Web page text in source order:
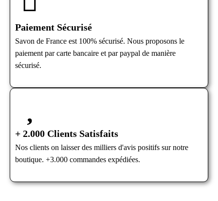
Paiement Sécurisé
Savon de France est 100% sécurisé. Nous proposons le
paiement par carte bancaire et par paypal de manière
sécurisé.
+ 2.000 Clients Satisfaits
Nos clients on laisser des milliers d'avis positifs sur notre
boutique. +3.000 commandes expédiées.